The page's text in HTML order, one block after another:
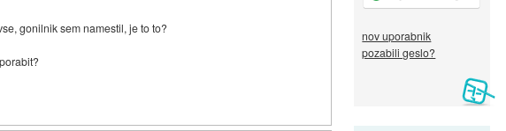
nov uporabnik
pozabili geslo?
gonilnik sem namestil, je to to?